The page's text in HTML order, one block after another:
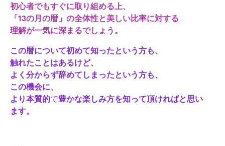
初心者でもすぐに取り組める上、
「13の月の暦」の全体性と美しい比率に対する
理解が一気に深まるでしょう。
この暦について初めて知ったという方も、
触れたことはあるけど、
よく分からず辞めてしまったという方も、
この機会に、
より本質的で豊かな楽しみ方を知って頂ければと思い
ます。